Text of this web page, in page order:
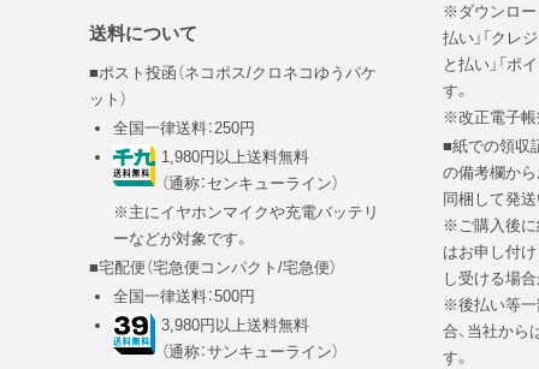
送料について
■ポスト投函（ネコポス/クロネコゆうパケ
ット）
全国一律送料：250円
1,980円以上送料無料
（通称：センキューライン）
※主にイヤホンマイクや充電バッテリ
ーなどが対象です。
■宅配便（宅急便コンパクト/宅急便）
全国一律送料：500円
3,980円以上送料無料
（通称：サンキューライン）
※ダウンロー
払い」「クレ
と払い」「ポ
す。
※改正電子帳
■紙での領収
の備考欄か
同梱して発
※ご購入後に
はお申し付け
し受ける場
※後払い等一
合、当社から
す。